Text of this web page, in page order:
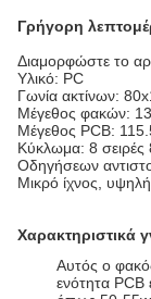
Γρήγορη
Διαμορφώστε το
Υλικό: PC
Γωνία ακτίνων:
Μέγεθος φακών:
Μέγεθος PCB:
Κύκλωμα: 8
Οδηγήσεων
Μικρό ίχνος,
Χαρακτηριστικά
Αυτός ο
ενότητα PCB